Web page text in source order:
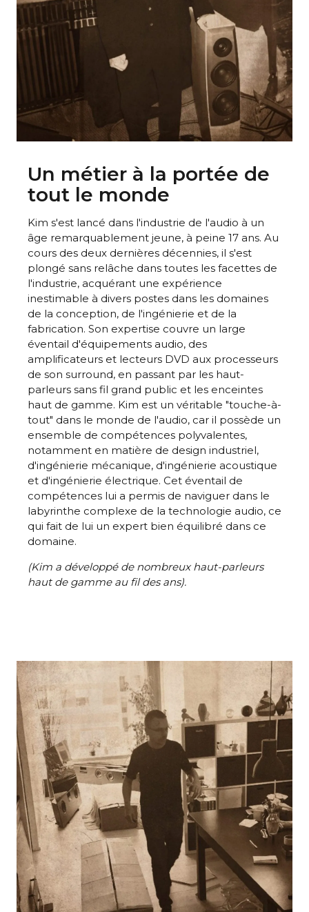
Un métier à la portée de
tout le monde
Kim s'est lancé dans l'industrie de l'audio à un
âge remarquablement jeune, à peine 17 ans. Au
cours des deux dernières décennies, il s'est
plongé sans relâche dans toutes les facettes de
l'industrie, acquérant une expérience
inestimable à divers postes dans les domaines
de la conception, de l'ingénierie et de la
fabrication. Son expertise couvre un large
éventail d'équipements audio, des
amplificateurs et lecteurs DVD aux processeurs
de son surround, en passant par les haut-
parleurs sans fil grand public et les enceintes
haut de gamme. Kim est un véritable "touche-à-
tout" dans le monde de l'audio, car il possède un
ensemble de compétences polyvalentes,
notamment en matière de design industriel,
d'ingénierie mécanique, d'ingénierie acoustique
et d'ingénierie électrique. Cet éventail de
compétences lui a permis de naviguer dans le
labyrinthe complexe de la technologie audio, ce
qui fait de lui un expert bien équilibré dans ce
domaine.
(Kim a développé de nombreux haut-parleurs
haut de gamme au fil des ans).